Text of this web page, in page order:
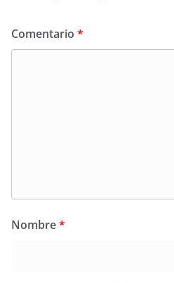
Comentario *
Nombre*